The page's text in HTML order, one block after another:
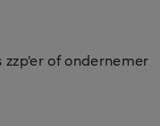
of ondernemer